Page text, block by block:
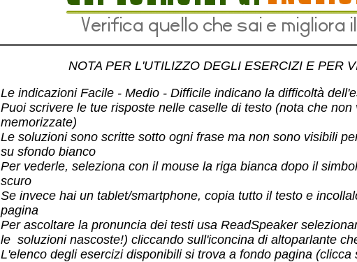
NOTA PER L'UTILIZZO DEGLI ESERCIZI E PER
Le indicazioni Facile - Medio - Difficile indicano la difficoltà
Puoi scrivere le tue risposte nelle caselle di testo (nota che non
memorizzate)
Le soluzioni sono scritte sotto ogni frase ma non sono visibili
su sfondo bianco
Per vederle, seleziona con il mouse la riga bianca dopo il
scuro
Se invece hai un tablet/smartphone, copia tutto il testo e
pagina
Per ascoltare la pronuncia dei testi usa ReadSpeaker
le soluzioni nascoste!) cliccando sull'iconcina di altoparlante
L'elenco degli esercizi disponibili si trova a fondo pagina (clicca